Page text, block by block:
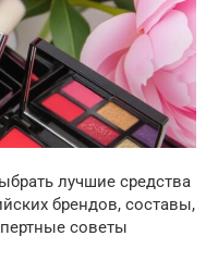
лучшие средства
брендов, составы,
советы